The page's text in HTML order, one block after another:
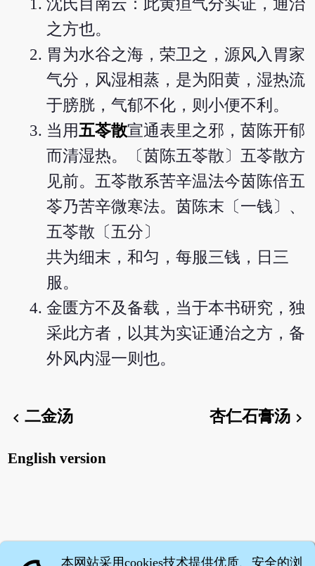
沈氏目南云：此黄疸气分实证，通治
之方也。
胃为水谷之海，荣卫之，源风入胃家
气分，风湿相蒸，是为阳黄，湿热流
于膀胱，气郁不化，则小便不利。
当用五苓散宣通表里之邪，茵陈开郁
而清湿热。〔茵陈五苓散〕五苓散方
见前。五苓散系苦辛温法今茵陈倍五
苓乃苦辛微寒法。茵陈末〔一钱〕、
五苓散〔五分〕
共为细末，和匀，每服三钱，日三
服。
金匮方不及备载，当于本书研究，独
采此方者，以其为实证通治之方，备
外风内湿一则也。
chevron_left二金汤 杏仁石膏汤chevron_right
English version
本网站采用cookies技术提供优质、安全的浏